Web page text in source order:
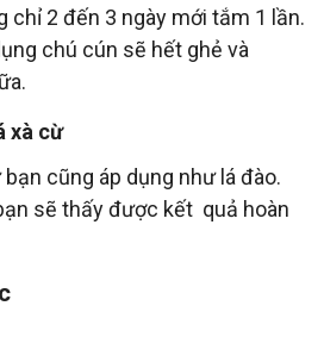
chỉ 2 đến 3 ngày mới tắm 1 lần.
chú cún sẽ hết ghẻ và
xà cừ
cũng áp dụng như lá đào.
sẽ thấy được kết quả hoàn